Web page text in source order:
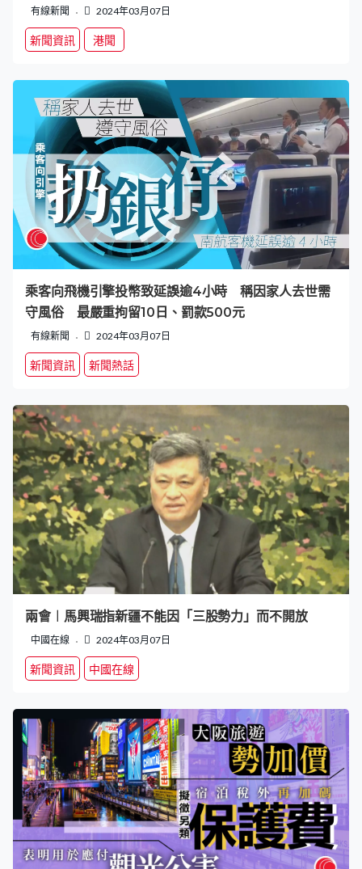
有線新聞 2024年03月07日
新聞資訊 港聞
乘客向飛機引擎投幣致延誤逾4小時 稱因家人去世需
守風俗 最嚴重拘留10日、罰款500元
有線新聞 2024年03月07日
新聞資訊 新聞熱話
兩會︱馬興瑞指新疆不能因「三股勢力」而不開放
中國在線 2024年03月07日
新聞資訊 中國在線